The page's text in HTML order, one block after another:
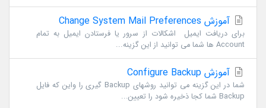
آموزش Change System Mail Preferences
برای دریافت ایمیل اشکالات از سرور یا فرستادن ایمیل به تمام
Account ها شما می توانید از این گزینه...
آموزش Configure Backup
شما در این گزینه می توانید روشهای Backup گیری را واین که فایل
Backup شما کجا ذخیره شود را تعیین...